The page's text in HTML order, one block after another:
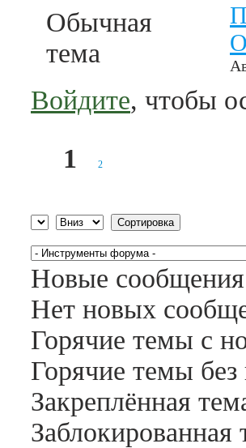
Обычная
тема
Войдите, чтобы
1 2
Сортировка по
Сортировка
Новые сообщения
Нет новых
Горячие темы с
Горячие темы
Закреплённая
Заблокированная